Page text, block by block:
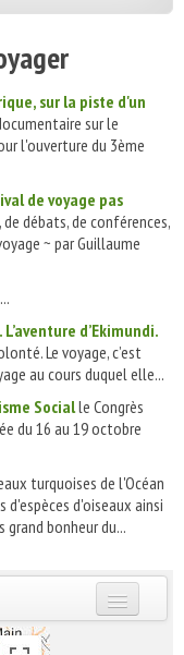
sur la piste d'un
sur le
l'ouverture du 3ème
de voyage pas
débats, de conférences,
~ par Guillaume
d’Ekimundi.
Le voyage, c’est
au cours duquel elle...
Socialle Congrès
du 16 au 19 octobre
turquoises de l'Océan
d'oiseaux ainsi
bonheur du...